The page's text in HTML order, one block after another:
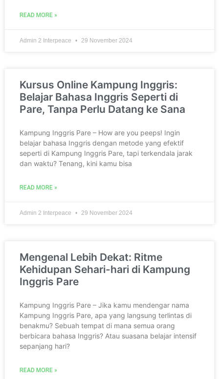
READ MORE »
Admin 2 Interpeace 29 November 2024
Kursus Online Kampung Inggris:
Belajar Bahasa Inggris Seperti di
Pare, Tanpa Perlu Datang ke Sana
Kampung Inggris Pare – How are you peeps! Ingin
belajar bahasa Inggris dengan metode yang efektif
seperti di Kampung Inggris Pare, tapi terkendala jarak
dan waktu? Tenang, kini kamu bisa
READ MORE »
Admin 2 Interpeace 29 November 2024
Mengenal Lebih Dekat: Ritme
Kehidupan Sehari-hari di Kampung
Inggris Pare
Kampung Inggris Pare – Jika kamu mendengar nama
Kampung Inggris Pare, apa yang langsung terlintas di
benakmu? Sebuah tempat di mana semua orang
berbicara bahasa Inggris? Atau suasana belajar intensif
sepanjang hari?
READ MORE »